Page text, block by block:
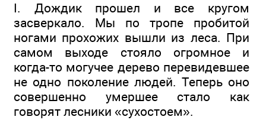
I. Дождик прошел и все кругом
засверкало. Мы по тропе пробитой
ногами прохожих вышли из леса. При
самом выходе стояло огромное и
когда-то могучее дерево перевидевшее
не одно поколение людей. Теперь оно
совершенно умершее стало как
говорят лесники «сухостоем».